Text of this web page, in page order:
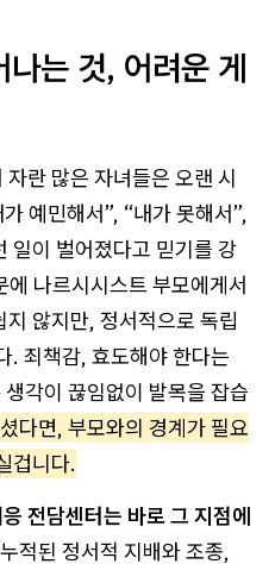
는 것, 어려운 게
란 많은 자녀들은 오랜 시
예민해서”, “내가 못해서”,
일이 벌어졌다고 믿기를 강
나르시시스트 부모에게서
않지만, 정서적으로 독립
. 죄책감, 효도해야 한다는
생각이 끊임없이 발목을 잡습
다면, 부모와의 경계가 필요
겁니다.
전담센터는 바로 그 지점에
적된 정서적 지배와 조종,